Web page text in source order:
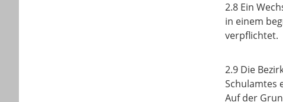
2.8 Ein
in einem
verpflichtet.
2.9 Die
Schulamtes
Auf der